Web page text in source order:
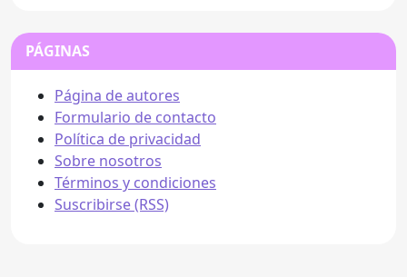
PÁGINAS
Página de autores
Formulario de contacto
Política de privacidad
Sobre nosotros
Términos y condiciones
Suscribirse (RSS)